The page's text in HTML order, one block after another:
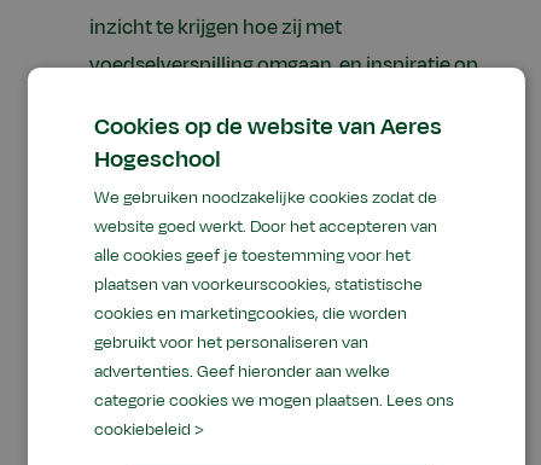
inzicht te krijgen hoe zij met
voedselverspilling omgaan, en inspiratie op
voorkomen.
De (verwachte) resultaten
Ons onderzoek laat zien dat onze
respondenten, met verschillende
achtergronden, een gevarieerd eetpatroon
hebben. Boodschappen worden veelal gedaan
in toko's en supermarkten, waarbij toko's
Cookies op de website van Aeres
Hogeschool
We gebruiken noodzakelijke cookies zodat de
website goed werkt. Door het accepteren van
alle cookies geef je toestemming voor het
plaatsen van voorkeurscookies, statistische
cookies en marketingcookies, die worden
gebruikt voor het personaliseren van
advertenties. Geef hieronder aan welke
categorie cookies we mogen plaatsen. Lees ons
cookiebeleid >